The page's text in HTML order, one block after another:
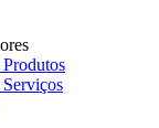
Serviços